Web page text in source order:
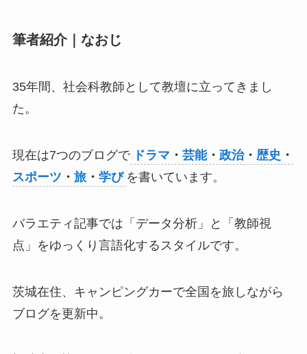
筆者紹介｜なおじ
35年間、社会科教師として教壇に立ってきまし
た。
現在は7つのブログで ドラマ ・ 芸能・ 政治・ 歴史 ・
スポーツ ・ 旅・ 学び を書いています。
バラエティ記事では「データ分析」と「教師視
点」をゆっくり言語化するスタイルです。
茨城在住、キャンピングカーで全国を旅しながら
ブログを更新中。